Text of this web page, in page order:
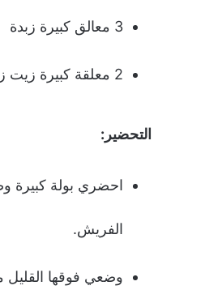
3 معالق كبيرة زبدة
2 معلقة كبيرة زيت زيتون
التحضير:
احضري بولة كبيرة
الفريش.
وضعي فوقها القليل